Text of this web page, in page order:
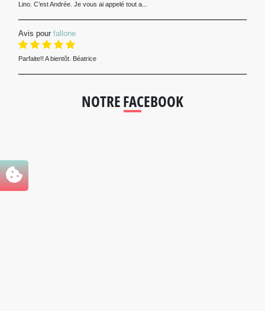
Lino. C’est Andrée. Je vous ai appelé tout a...
Avis pour fallone
Parfaite!! A bientôt. Béatrice
NOTRE FACEBOOK